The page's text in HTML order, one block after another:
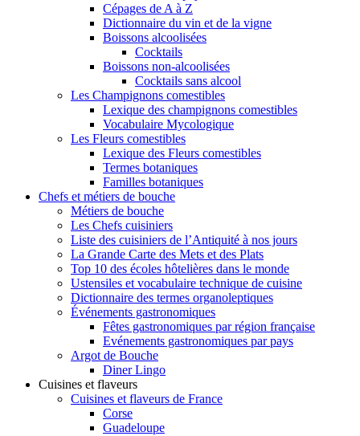
Cépages de A à Z
Dictionnaire du vin et de la vigne
Boissons alcoolisées
Cocktails
Boissons non-alcoolisées
Cocktails sans alcool
Les Champignons comestibles
Lexique des champignons comestibles
Vocabulaire Mycologique
Les Fleurs comestibles
Lexique des Fleurs comestibles
Termes botaniques
Familles botaniques
Chefs et métiers de bouche
Métiers de bouche
Les Chefs cuisiniers
Liste des cuisiniers de l’Antiquité à nos jours
La Grande Carte des Mets et des Plats
Top 10 des écoles hôtelières dans le monde
Ustensiles et vocabulaire technique de cuisine
Dictionnaire des termes organoleptiques
Événements gastronomiques
Fêtes gastronomiques par région française
Evénements gastronomiques par pays
Argot de Bouche
Diner Lingo
Cuisines et flaveurs
Cuisines et flaveurs de France
Corse
Guadeloupe